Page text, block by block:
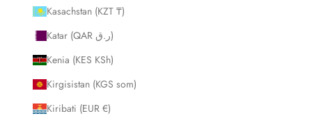
Kasachstan (KZT ₸)
Katar (QAR ر.ق)
Kenia (KES KSh)
Kirgisistan (KGS som)
Kiribati (EUR €)